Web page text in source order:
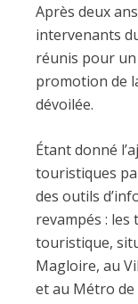
Après deux
intervenants
réunis pour un
promotion de
dévoilée.
Étant donné
touristiques
des outils
revampés :
touristique,
Magloire, au
et au Métro